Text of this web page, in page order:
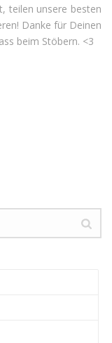
teilen unsere besten
Danke für Deinen
beim Stöbern. <3